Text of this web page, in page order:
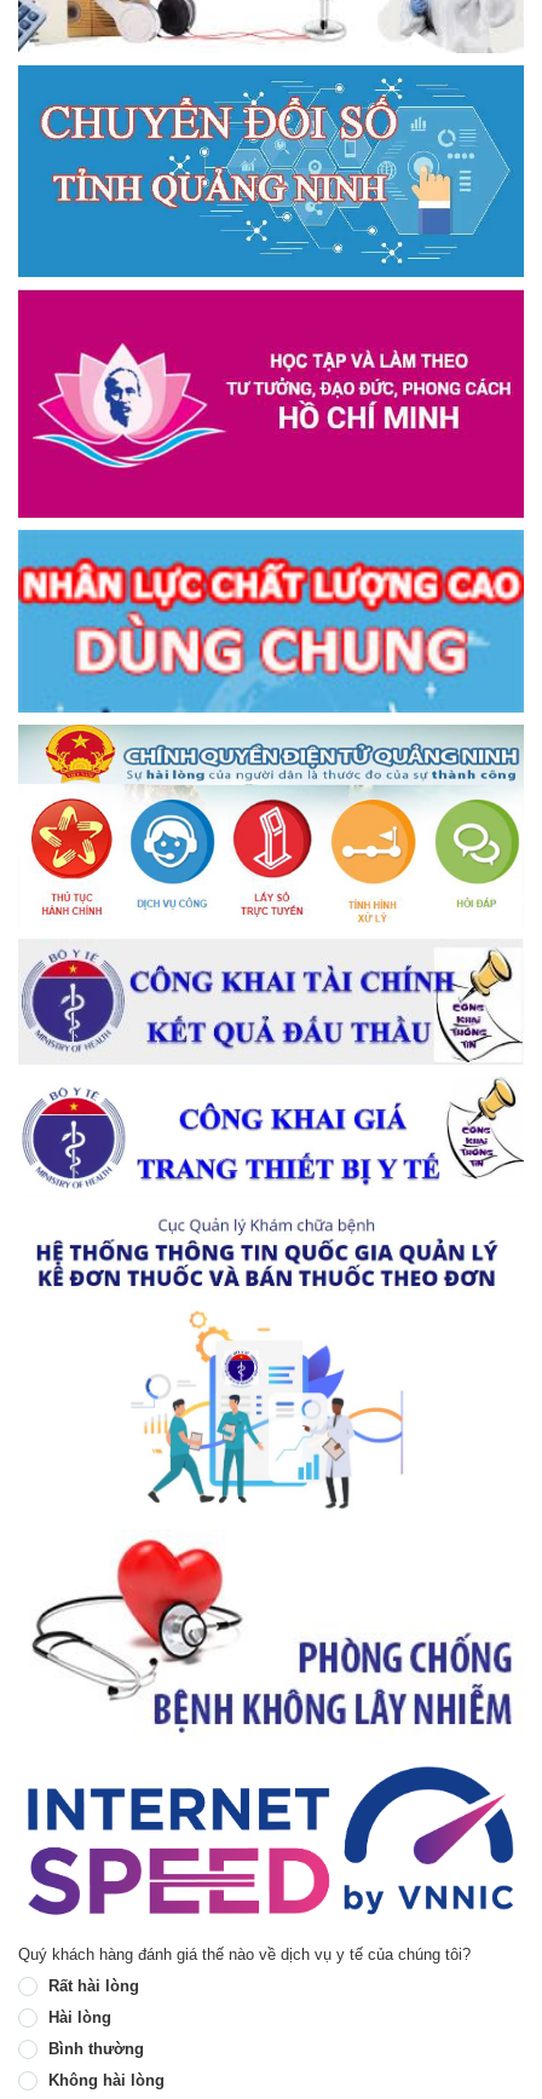
Quý khách hàng đánh giá thế nào về dịch vụ y tế của chúng tôi?
Rất hài lòng
Hài lòng
Bình thường
Không hài lòng